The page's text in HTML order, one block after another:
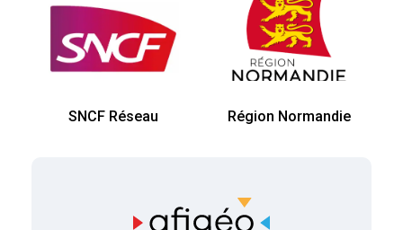
SNCF Réseau Région Normandie